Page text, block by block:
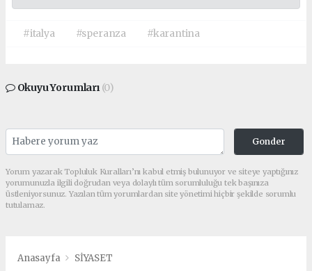
#italya #speranza #karantina
Okuyu Yorumları (0)
Gonder
Yorum yazarak Topluluk Kuralları’nı kabul etmiş bulunuyor ve siteye yaptığınız
yorumunuzla ilgili doğrudan veya dolaylı tüm sorumluluğu tek başınıza
üstleniyorsunuz. Yazılan tüm yorumlardan site yönetimi hiçbir şekilde sorumlu
tutulamaz.
Anasayfa SİYASET